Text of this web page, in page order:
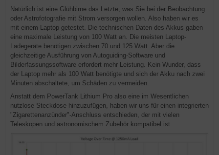
Natürlich ist eine Glühbirne das Letzte, was Sie bei der Beobachtung
oder Astrofotografie mit Strom versorgen wollen. Also haben wir es
mit einem Laptop getestet. Die technischen Daten des Akkus gaben
eine maximale Leistung von 100 Watt an. Die meisten Laptop-
Ladegeräte benötigen zwischen 70 und 125 Watt. Aber die
gleichzeitige Ausführung von Autoguiding-Software und
Bilderfassungssoftware erfordert mehr Leistung. Kein Wunder, dass
der Laptop mehr als 100 Watt benötigte und sich der Akku nach zwei
Minuten abschaltete, um Schäden zu vermeiden.
Anstatt dem PowerTank Lithium Pro also eine im Wesentlichen
nutzlose Steckdose hinzuzufügen, haben wir uns für einen integrierten
"Zigarettenanzünder"-Anschluss entschieden, der mit vielen
Teleskopen und astronomischem Zubehör kompatibel ist.